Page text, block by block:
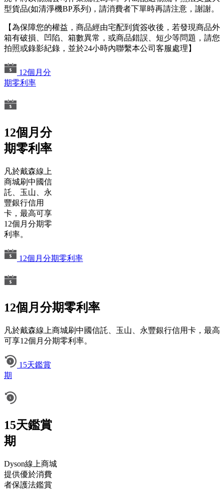
型貨品(如清淨機BP系列)，請消費者下單時再請注意，謝謝。
【為保障您的權益，商品經由宅配到貨簽收後，若發現商品外
箱有破損、凹陷、箱數異常，或商品錯誤、短少等問題，請您
拍照或錄影紀錄，並於24小時內聯繫本公司客服處理】
12個月分
期零利率
12個月分
期零利率
凡於戴森線上
商城刷中國信
託、玉山、永
豐銀行信用
卡，最高可享
12個月分期零
利率。
12個月分期零利率
12個月分期零利率
凡於戴森線上商城刷中國信託、玉山、永豐銀行信用卡，最高
可享12個月分期零利率。
15天鑑賞
期
15天鑑賞
期
Dyson線上商城
提供優於消費
者保護法鑑賞